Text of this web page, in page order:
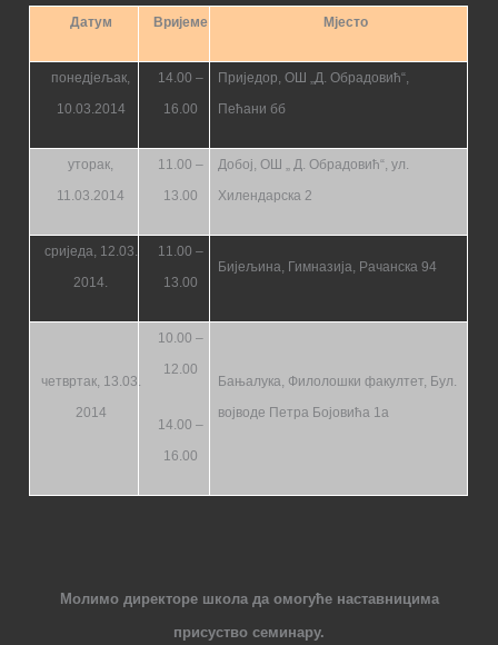
Датум Вријеме Мјесто
понедјељак,
10.03.2014
14.00 –
16.00
Приједор, ОШ „Д. Обрадовић“,
Пећани бб
уторак,
11.03.2014
11.00 –
13.00
Добој, ОШ „ Д. Обрадовић“, ул.
Хилендарска 2
сриједа, 12.03.
2014.
11.00 –
13.00
Бијељина, Гимназија, Рачанска 94
четвртак, 13.03.
2014
10.00 –
12.00
14.00 –
16.00
Бањалука, Филолошки факултет, Бул.
војводе Петра Бојовића 1а
Молимо директоре школа да омогуће наставницима
присуство семинару.